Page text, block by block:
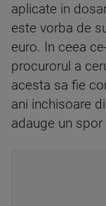
aplicate in
este vorba de
euro. In ceea
procurorul a
acesta sa fie
ani inchisoare
adauge un